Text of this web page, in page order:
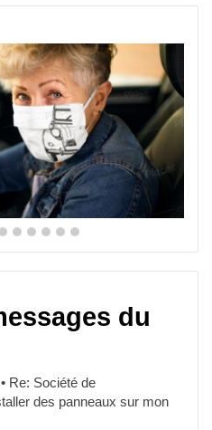
du
Re: Société de
des panneaux sur mon